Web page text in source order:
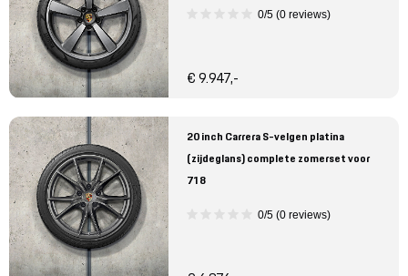
0/5 (0 reviews)
€ 9.947,-
20 inch Carrera S-velgen platina
(zijdeglans) complete zomerset voor
718
0/5 (0 reviews)